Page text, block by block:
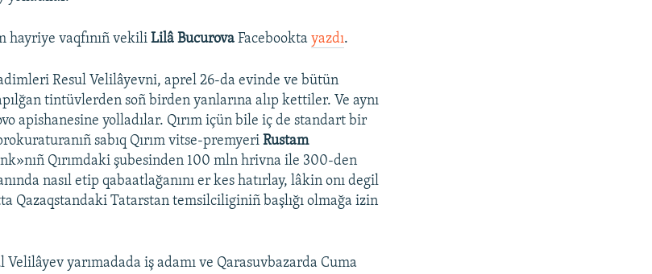
hayriye vaqfınıñ vekiliLilâ Bucurova Facebooktayazdı.
Resul Velilâyevni, aprel 26-da evinde ve bütün
tintüvlerden soñ birden yanlarına alıp kettiler. Ve aynı
apishanesine yolladılar. Qırım içün bile iç de standart bir
sabıq Qırım vitse-premyeriRustam
Qırımdaki şubesinden 100 mln hrivna ile 300-den
nasıl etip qabaatlağanını er kes hatırlay, lâkin onı degil
Qazaqstandaki Tatarstan temsilciliginiñ başlığı olmağa izin
Velilâyev yarımadada iş adamı ve Qarasuvbazarda Cuma